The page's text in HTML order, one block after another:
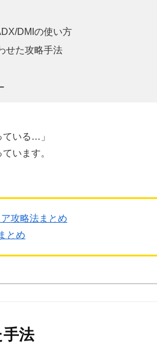
DMIの使い方
せた攻略手法
ている…」
います。
攻略法まとめ
とめ
法